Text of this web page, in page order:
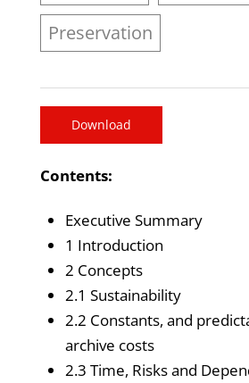
Preservation
Download
Contents:
Executive Summary
1 Introduction
2 Concepts
2.1 Sustainability
2.2 Constants, and
archive costs
2.3 Time, Risks and